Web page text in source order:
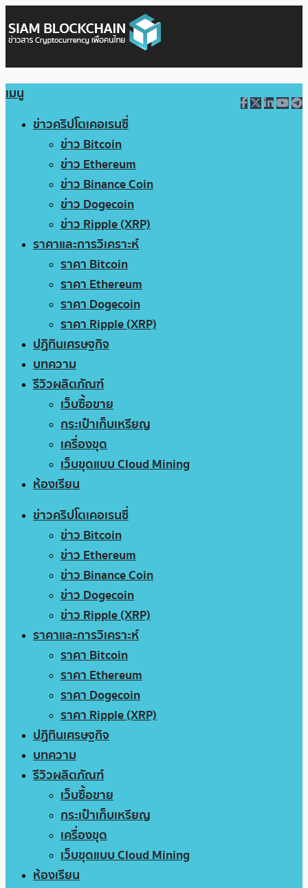
เมนู
ข่าวคริปโตเคอเรนซี่
ข่าว Bitcoin
ข่าว Ethereum
ข่าว Binance Coin
ข่าว Dogecoin
ข่าว Ripple (XRP)
ราคาและการวิเคราะห์
ราคา Bitcoin
ราคา Ethereum
ราคา Dogecoin
ราคา Ripple (XRP)
ปฏิทินเศรษฐกิจ
บทความ
รีวิวผลิตภัณฑ์
เว็บซื้อขาย
กระเป๋าเก็บเหรียญ
เครื่องขุด
เว็บขุดแบบ Cloud Mining
ห้องเรียน
ข่าวคริปโตเคอเรนซี่
ข่าว Bitcoin
ข่าว Ethereum
ข่าว Binance Coin
ข่าว Dogecoin
ข่าว Ripple (XRP)
ราคาและการวิเคราะห์
ราคา Bitcoin
ราคา Ethereum
ราคา Dogecoin
ราคา Ripple (XRP)
ปฏิทินเศรษฐกิจ
บทความ
รีวิวผลิตภัณฑ์
เว็บซื้อขาย
กระเป๋าเก็บเหรียญ
เครื่องขุด
เว็บขุดแบบ Cloud Mining
ห้องเรียน